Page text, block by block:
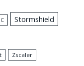
Stormshield
Zscaler